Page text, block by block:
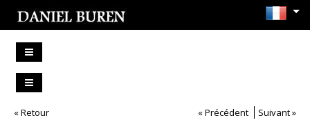
« Retour « Précédent Suivant »